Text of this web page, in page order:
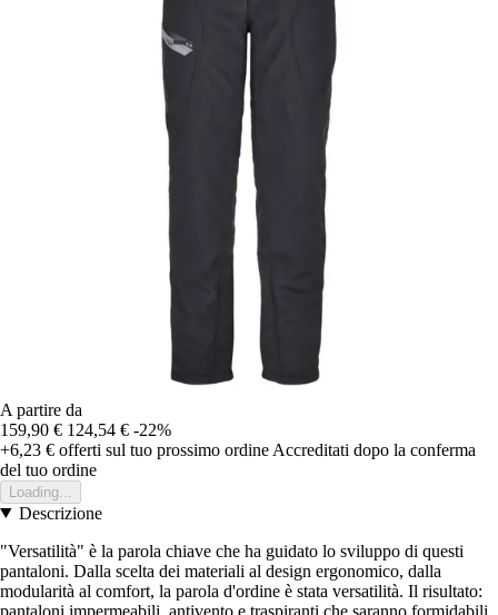
A partire da
159,90 € 124,54 € -22%
+6,23 € offerti sul tuo prossimo ordine Accreditati dopo la conferma
del tuo ordine
Loading...
Descrizione
"Versatilità" è la parola chiave che ha guidato lo sviluppo di questi
pantaloni. Dalla scelta dei materiali al design ergonomico, dalla
modularità al comfort, la parola d'ordine è stata versatilità. Il risultato:
pantaloni impermeabili, antivento e traspiranti che saranno formidabili